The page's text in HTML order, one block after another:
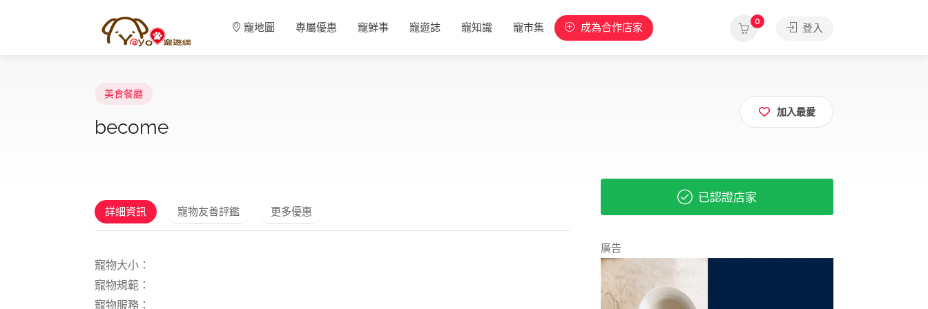
寵地圖 專屬優惠 寵鮮事 寵遊誌 寵知識 寵市集 成為合作店家 0
登入
美食餐廳
become
加入最愛
詳細資訊 寵物友善評鑑 更多優惠
寵物大小：
寵物規範：
寵物服務：
已認證店家
廣告